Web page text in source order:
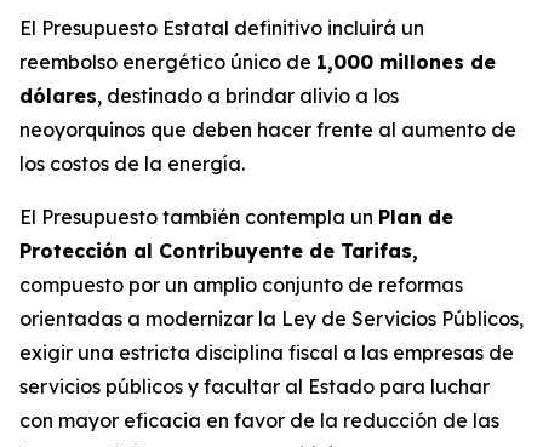
El Presupuesto Estatal definitivo incluirá un
reembolso energético único de 1,000 millones de
dólares, destinado a brindar alivio a los
neoyorquinos que deben hacer frente al aumento de
los costos de la energía.
El Presupuesto también contempla un Plan de
Protección al Contribuyente de Tarifas,
compuesto por un amplio conjunto de reformas
orientadas a modernizar la Ley de Servicios Públicos,
exigir una estricta disciplina fiscal a las empresas de
servicios públicos y facultar al Estado para luchar
con mayor eficacia en favor de la reducción de las